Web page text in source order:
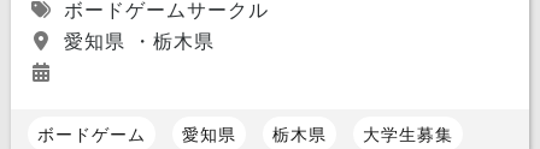
ボードゲームサークル
愛知県 ・栃木県
ボードゲーム 愛知県 栃木県 大学生募集